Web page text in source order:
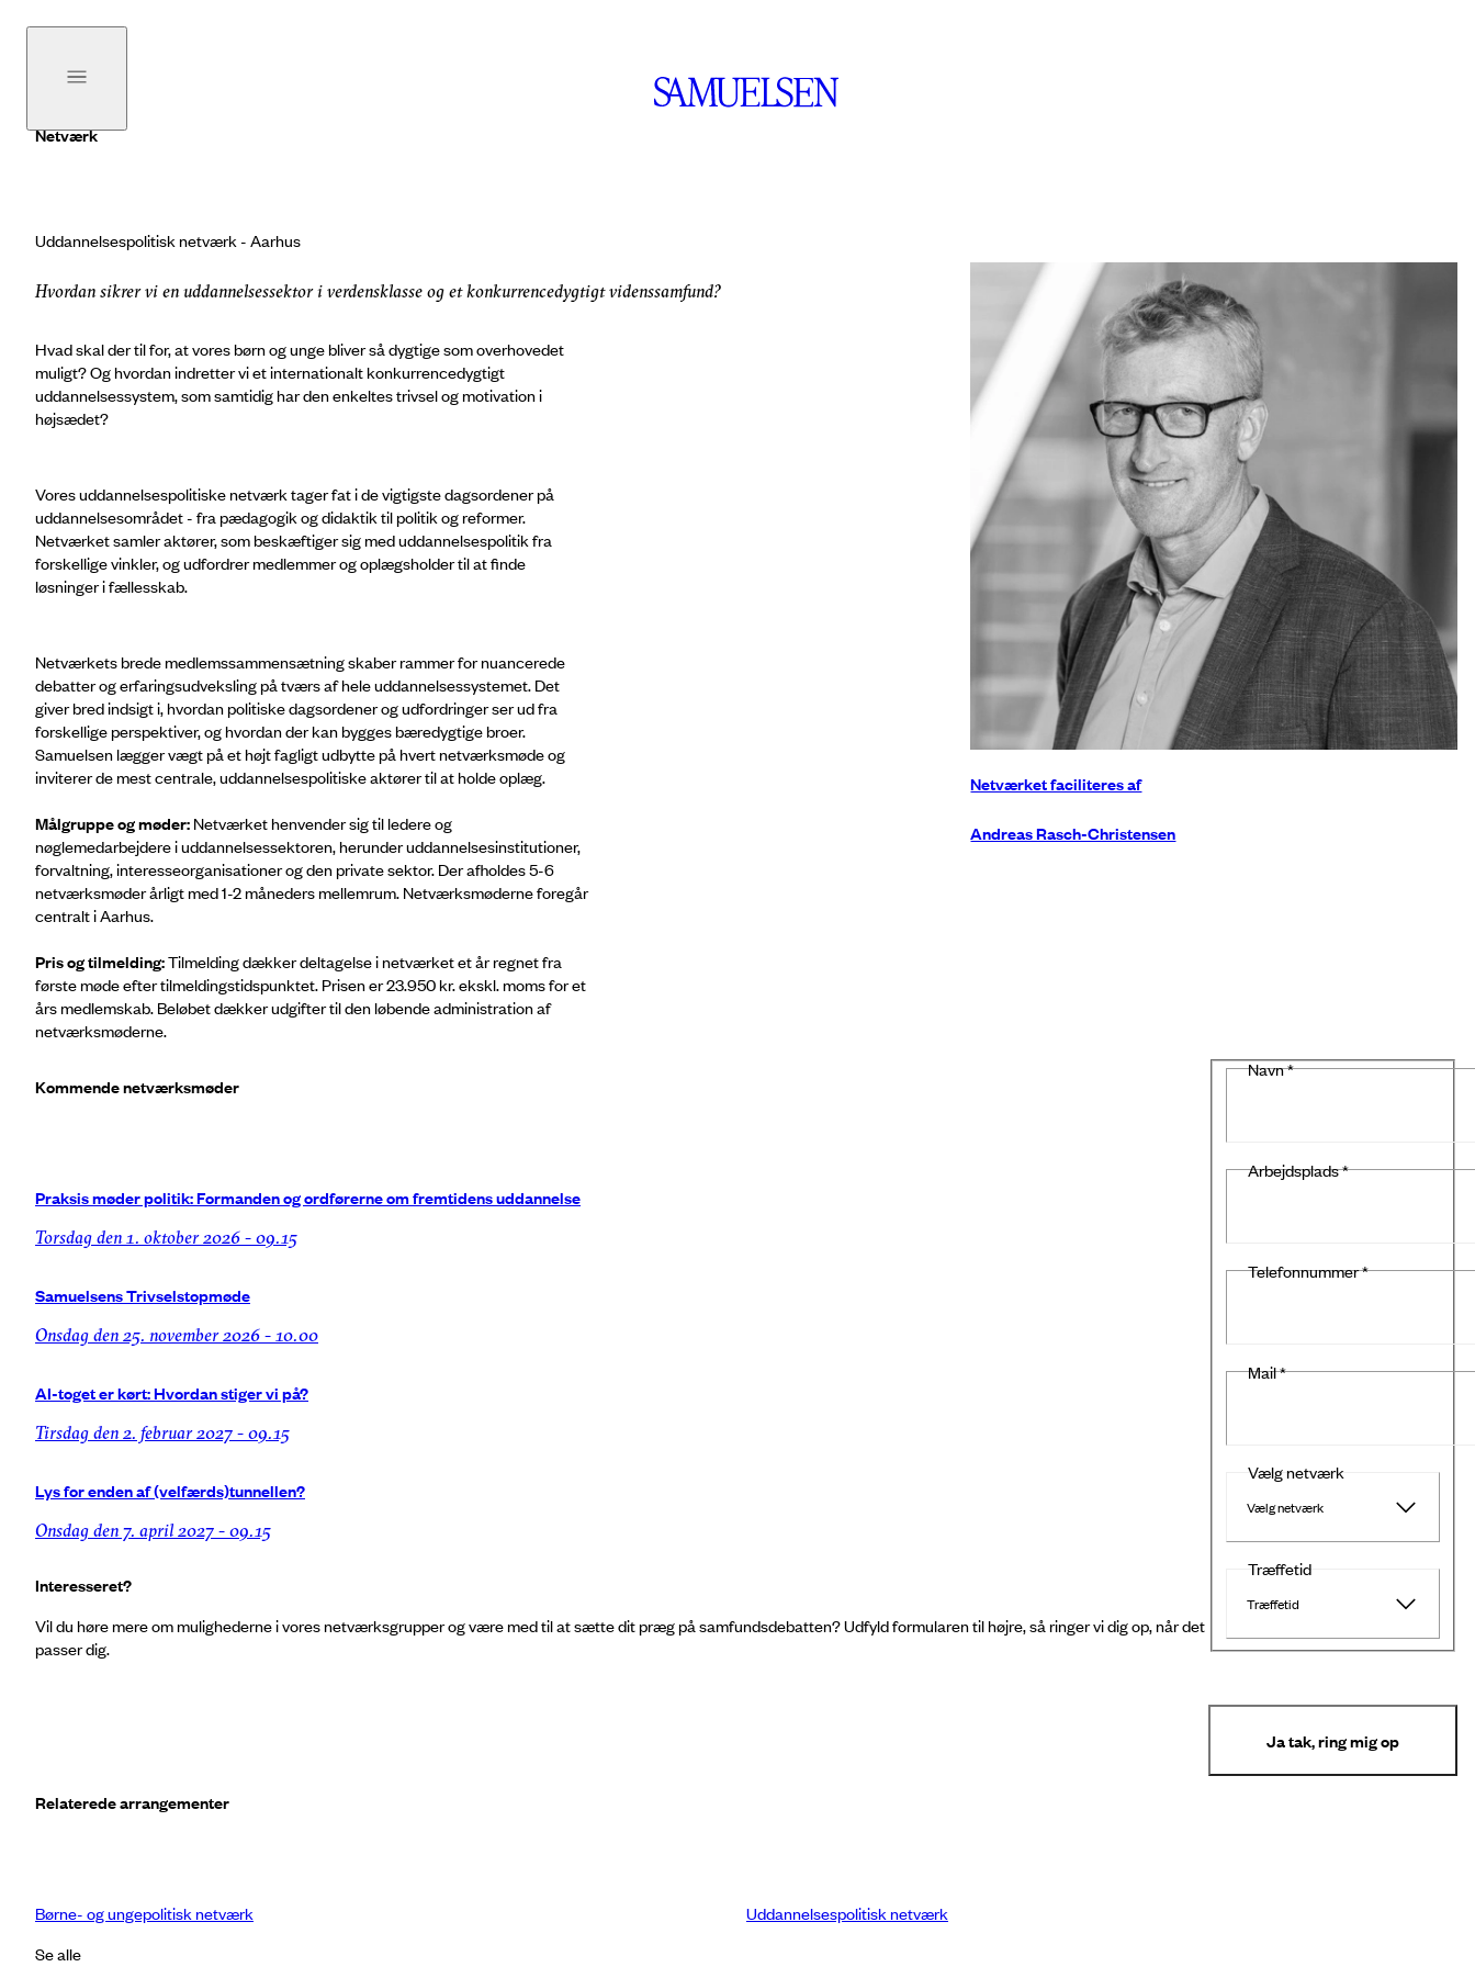
Netværk
Uddannelsespolitisk netværk - Aarhus
Hvordan sikrer vi en uddannelsessektor i verdensklasse og et konkurrencedygtigt videnssamfund?
Hvad skal der til for, at vores børn og unge bliver så dygtige som overhovedet
muligt? Og hvordan indretter vi et internationalt konkurrencedygtigt
uddannelsessystem, som samtidig har den enkeltes trivsel og motivation i
højsædet?
Vores uddannelsespolitiske netværk tager fat i de vigtigste dagsordener på
uddannelsesområdet - fra pædagogik og didaktik til politik og reformer.
Netværket samler aktører, som beskæftiger sig med uddannelsespolitik fra
forskellige vinkler, og udfordrer medlemmer og oplægsholder til at finde
løsninger i fællesskab.
Netværkets brede medlemssammensætning skaber rammer for nuancerede
debatter og erfaringsudveksling på tværs af hele uddannelsessystemet. Det
giver bred indsigt i, hvordan politiske dagsordener og udfordringer ser ud fra
forskellige perspektiver, og hvordan der kan bygges bæredygtige broer.
Samuelsen lægger vægt på et højt fagligt udbytte på hvert netværksmøde og
inviterer de mest centrale, uddannelsespolitiske aktører til at holde oplæg.
Målgruppe og møder:Netværket henvender sig til ledere og
nøglemedarbejdere i uddannelsessektoren, herunder uddannelsesinstitutioner,
forvaltning, interesseorganisationer og den private sektor. Der afholdes 5-6
netværksmøder årligt med 1-2 måneders mellemrum. Netværksmøderne foregår
centralt i Aarhus.
Pris og tilmelding:Tilmelding dækker deltagelse i netværket et år regnet fra
første møde efter tilmeldingstidspunktet. Prisen er 23.950 kr. ekskl. moms for et
års medlemskab. Beløbet dækker udgifter til den løbende administration af
netværksmøderne.
Netværket faciliteres af
Andreas Rasch-Christensen
Kommende netværksmøder
Praksis møder politik: Formanden og ordførerne om fremtidens uddannelse
torsdag den 1. oktober 2026 - 09.15
Samuelsens Trivselstopmøde
onsdag den 25. november 2026 - 10.00
AI-toget er kørt: Hvordan stiger vi på?
tirsdag den 2. februar 2027 - 09.15
Lys for enden af (velfærds)tunnellen?
onsdag den 7. april 2027 - 09.15
Interesseret?
Vil du høre mere om mulighederne i vores netværksgrupper og være med til at sætte dit præg på samfundsdebatten? Udfyld formularen til højre, så ringer vi dig op, når det
passer dig.
Navn*
Arbejdsplads*
Telefonnummer*
Mail*
Vælg netværk
Vælg netværk
Træffetid
Træffetid
Ja tak, ring mig op
Relaterede arrangementer
Børne- og ungepolitisk netværk
Uddannelsespolitisk netværk
Se alle